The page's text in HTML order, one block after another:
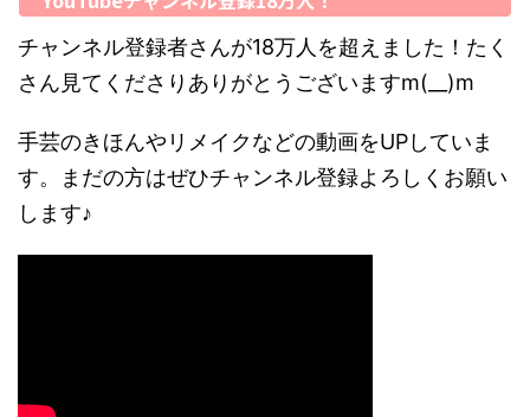
チャンネル登録者さんが18万人を超えました！たく
さん見てくださりありがとうございますm(__)m
手芸のきほんやリメイクなどの動画をUPしていま
す。まだの方はぜひチャンネル登録よろしくお願い
します♪